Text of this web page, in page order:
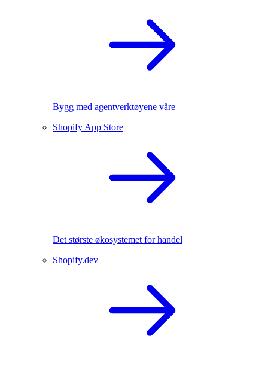
Bygg med agentverktøyene våre
Shopify App Store
Det største økosystemet for handel
Shopify.dev